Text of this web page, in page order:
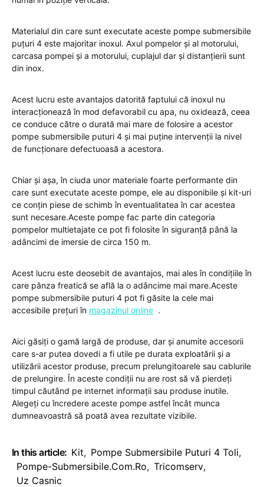
Materialul din care sunt executate aceste pompe submersibile
puțuri 4 este majoritar inoxul. Axul pompelor și al motorului,
carcasa pompei și a motorului, cuplajul dar și distanțierii sunt
din inox.
Acest lucru este avantajos datorită faptului că inoxul nu
interacționează în mod defavorabil cu apa, nu oxidează, ceea
ce conduce către o durată mai mare de folosire a acestor
pompe submersibile puturi 4 și mai puține intervenții la nivel
de funcționare defectuoasă a acestora.
Chiar și așa, în ciuda unor materiale foarte performante din
care sunt executate aceste pompe, ele au disponibile și kit-uri
ce conțin piese de schimb în eventualitatea în car acestea
sunt necesare.Aceste pompe fac parte din categoria
pompelor multietajate ce pot fi folosite în siguranță până la
adâncimi de imersie de circa 150 m.
Acest lucru este deosebit de avantajos, mai ales în condițiile în
care pânza freatică se află la o adâncime mai mare.Aceste
pompe submersibile puturi 4 pot fi găsite la cele mai
accesibile prețuri în magazinul online .
Aici găsiți o gamă largă de produse, dar și anumite accesorii
care s-ar putea dovedi a fi utile pe durata exploatării și a
utilizării acestor produse, precum prelungitoarele sau cablurile
de prelungire. În aceste condiții nu are rost să vă pierdeți
timpul căutând pe internet informații sau produse inutile.
Alegeți cu încredere aceste pompe astfel încât munca
dumneavoastră să poată avea rezultate vizibile.
In this article: Kit, Pompe Submersibile Puturi 4 Toli,
Pompe-Submersibile.com.ro, Tricomserv,
Uz Casnic